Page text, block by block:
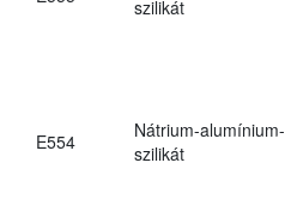
szilikát
E554
Nátrium-alumínium-
szilikát